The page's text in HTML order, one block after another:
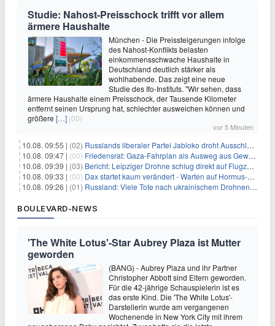
Studie: Nahost-Preisschock trifft vor allem
ärmere Haushalte
München - Die Preissteigerungen infolge
des Nahost-Konflikts belasten
einkommensschwache Haushalte in
Deutschland deutlich stärker als
wohlhabende. Das zeigt eine neue
Studie des Ifo-Instituts. "Wir sehen, dass
ärmere Haushalte einem Preisschock, der Tausende Kilometer
entfernt seinen Ursprung hat, schlechter ausweichen können und
größere […] (00)
vor 5 Minuten
10.08. 09:55 | (02) Russlands liberaler Partei Jabloko droht Ausschluss von Wahl
10.08. 09:47 | (00) Friedensrat: Gaza-Fahrplan als Ausweg aus Gewaltspirale
10.08. 09:39 | (03) Bericht: Leipziger Drohne schlug direkt auf Flugzeug ein
10.08. 09:33 | (00) Dax startet kaum verändert - Warten auf Hormus-Öffnung geht weiter
10.08. 09:26 | (01) Russland: Viele Tote nach ukrainischem Drohnenangriff
BOULEVARD-NEWS
'The White Lotus'-Star Aubrey Plaza ist Mutter
geworden
(BANG) - Aubrey Plaza und ihr Partner
Christopher Abbott sind Eltern geworden.
Für die 42-jährige Schauspielerin ist es
das erste Kind. Die 'The White Lotus'-
Darstellerin wurde am vergangenen
Wochenende in New York City mit ihrem